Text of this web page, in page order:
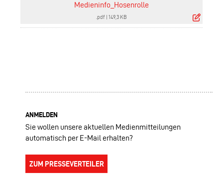
Medieninfo_Hosenrolle
.pdf | 149,3 KB
ANMELDEN
Sie wollen unsere aktuellen Medienmitteilungen
automatisch per E-Mail erhalten?
ZUM PRESSEVERTEILER